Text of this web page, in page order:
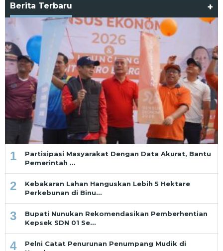
Berita Terbaru +
1
Partisipasi Masyarakat Dengan Data Akurat, Bantu
Pemerintah …
2
Kebakaran Lahan Hanguskan Lebih 5 Hektare
Perkebunan di Binu…
3
Bupati Nunukan Rekomendasikan Pemberhentian
Kepsek SDN 01 Se…
4
Pelni Catat Penurunan Penumpang Mudik di